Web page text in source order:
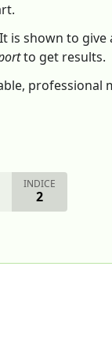
shown to
to get results.
professional
INDICE
2